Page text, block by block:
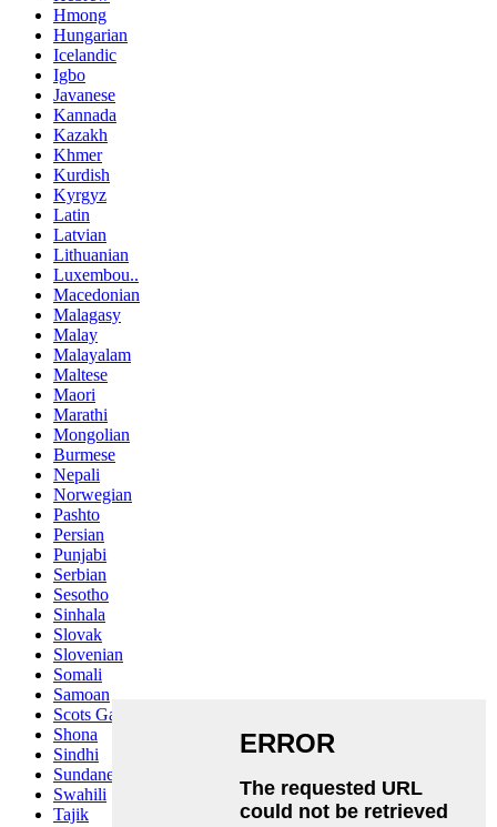
Hmong
Hungarian
Icelandic
Igbo
Javanese
Kannada
Kazakh
Khmer
Kurdish
Kyrgyz
Latin
Latvian
Lithuanian
Luxembou..
Macedonian
Malagasy
Malay
Malayalam
Maltese
Maori
Marathi
Mongolian
Burmese
Nepali
Norwegian
Pashto
Persian
Punjabi
Serbian
Sesotho
Sinhala
Slovak
Slovenian
Somali
Samoan
Scots Gaelic
Shona
Sindhi
Sundanese
Swahili
Tajik